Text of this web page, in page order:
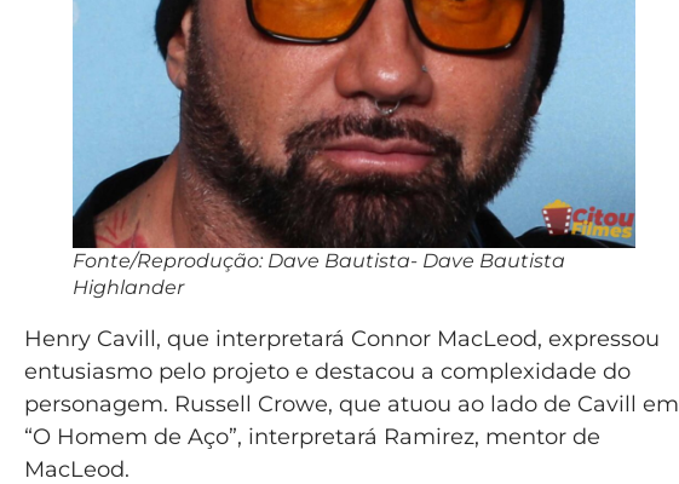
Fonte/Reprodução: Dave Bautista- Dave Bautista
Highlander
Henry Cavill, que interpretará Connor MacLeod, expressou
entusiasmo pelo projeto e destacou a complexidade do
personagem. Russell Crowe, que atuou ao lado de Cavill em
“O Homem de Aço”, interpretará Ramirez, mentor de
MacLeod.